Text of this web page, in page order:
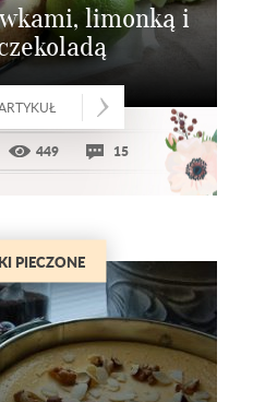
limonką i
449 15
PIECZONE